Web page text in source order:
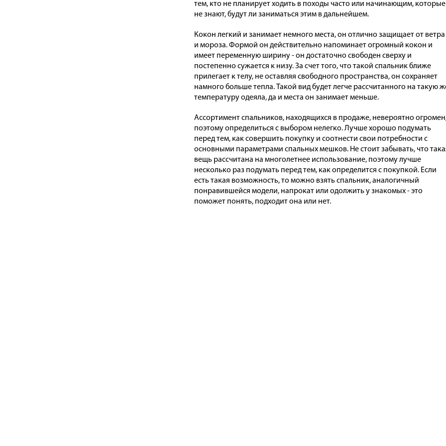
тем, кто не планирует ходить в походы часто или начинающим, которые
не знают, будут ли заниматься этим в дальнейшем.
Кокон легкий и занимает немного места, он отлично защищает от ветра
и мороза. Формой он действительно напоминает огромный кокон и
имеет переменную ширину - он достаточно свободен сверху и
постепенно сужается к низу. За счет того, что такой спальник ближе
прилегает к телу, не оставляя свободного пространства, он сохраняет
намного больше тепла. Такой вид будет легче рассчитанного на такую
температуру одеяла, да и места он занимает меньше.
Ассортимент спальников, находящихся в продаже, невероятно
поэтому определиться с выбором нелегко. Лучше хорошо подумать
перед тем, как совершить покупку и соотнести свои потребности с
основными параметрами спальных мешков. Не стоит забывать, что
вещь рассчитана на многолетнее использование, поэтому лучше
несколько раз подумать перед тем, как определится с покупкой. Если
есть такая возможность, то можно взять спальник, аналогичный
понравившейся модели, напрокат или одолжить у знакомых - это
поможет понять, подходит она или нет.